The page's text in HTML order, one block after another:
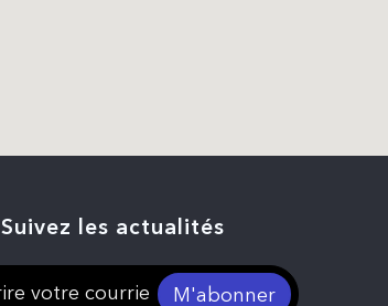
Suivez les actualités
M'abonner